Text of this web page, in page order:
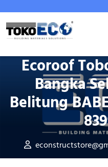
content
Posted
Atap UPVC
Ecoroof
Bangka
Belitung